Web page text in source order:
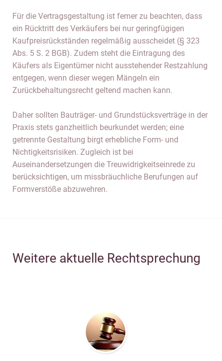
Für die Vertragsgestaltung ist ferner zu beachten, dass
ein Rücktritt des Verkäufers bei nur geringfügigen
Kaufpreisrückständen regelmäßig ausscheidet (§ 323
Abs. 5 S. 2 BGB). Zudem steht die Eintragung des
Käufers als Eigentümer nicht ausstehender Restzahlung
entgegen, wenn dieser wegen Mängeln ein
Zurückbehaltungsrecht geltend machen kann.
Daher sollten Bauträger- und Grundstücksverträge in der
Praxis stets ganzheitlich beurkundet werden; eine
getrennte Gestaltung birgt erhebliche Form- und
Nichtigkeitsrisiken. Zugleich ist bei
Auseinandersetzungen die Treuwidrigkeitseinrede zu
berücksichtigen, um missbräuchliche Berufungen auf
Formverstöße abzuwehren.
Weitere aktuelle Rechtsprechung